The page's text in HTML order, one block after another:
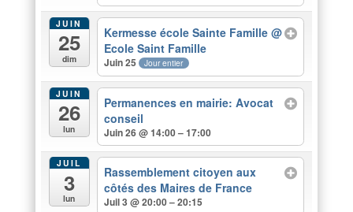
JUIN
25
dim
Kermesse école Sainte Famille@
Ecole Saint Famille
Juin 25 Jour entier
JUIN
26
lun
Permanences en mairie: Avocat
conseil
Juin 26 @ 14:00 – 17:00
JUIL
3
lun
Rassemblement citoyen aux
côtés des Maires de France
Juil 3 @ 20:00 – 20:15